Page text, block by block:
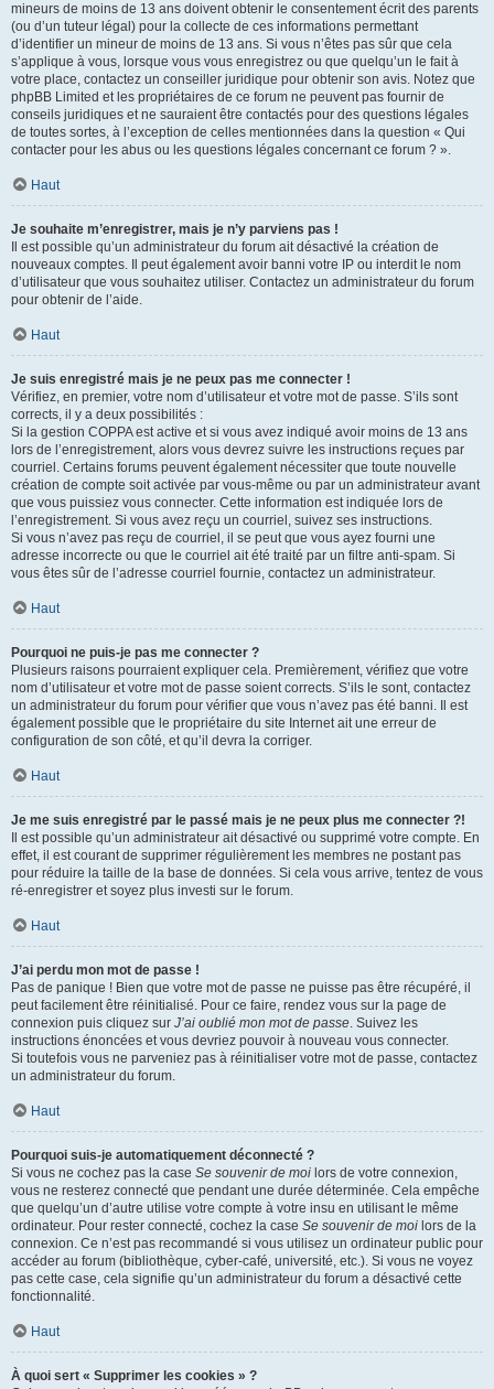
mineurs de moins de 13 ans doivent obtenir le consentement écrit des parents
(ou d’un tuteur légal) pour la collecte de ces informations permettant
d’identifier un mineur de moins de 13 ans. Si vous n’êtes pas sûr que cela
s’applique à vous, lorsque vous vous enregistrez ou que quelqu’un le fait à
votre place, contactez un conseiller juridique pour obtenir son avis. Notez que
phpBB Limited et les propriétaires de ce forum ne peuvent pas fournir de
conseils juridiques et ne sauraient être contactés pour des questions légales
de toutes sortes, à l’exception de celles mentionnées dans la question « Qui
contacter pour les abus ou les questions légales concernant ce forum ? ».
Haut
Je souhaite m’enregistrer, mais je n’y parviens pas !
Il est possible qu’un administrateur du forum ait désactivé la création de
nouveaux comptes. Il peut également avoir banni votre IP ou interdit le nom
d’utilisateur que vous souhaitez utiliser. Contactez un administrateur du forum
pour obtenir de l’aide.
Haut
Je suis enregistré mais je ne peux pas me connecter !
Vérifiez, en premier, votre nom d’utilisateur et votre mot de passe. S’ils sont
corrects, il y a deux possibilités :
Si la gestion COPPA est active et si vous avez indiqué avoir moins de 13 ans
lors de l’enregistrement, alors vous devrez suivre les instructions reçues par
courriel. Certains forums peuvent également nécessiter que toute nouvelle
création de compte soit activée par vous-même ou par un administrateur avant
que vous puissiez vous connecter. Cette information est indiquée lors de
l’enregistrement. Si vous avez reçu un courriel, suivez ses instructions.
Si vous n’avez pas reçu de courriel, il se peut que vous ayez fourni une
adresse incorrecte ou que le courriel ait été traité par un filtre anti-spam. Si
vous êtes sûr de l’adresse courriel fournie, contactez un administrateur.
Haut
Pourquoi ne puis-je pas me connecter ?
Plusieurs raisons pourraient expliquer cela. Premièrement, vérifiez que votre
nom d’utilisateur et votre mot de passe soient corrects. S’ils le sont, contactez
un administrateur du forum pour vérifier que vous n’avez pas été banni. Il est
également possible que le propriétaire du site Internet ait une erreur de
configuration de son côté, et qu’il devra la corriger.
Haut
Je me suis enregistré par le passé mais je ne peux plus me connecter ?!
Il est possible qu’un administrateur ait désactivé ou supprimé votre compte. En
effet, il est courant de supprimer régulièrement les membres ne postant pas
pour réduire la taille de la base de données. Si cela vous arrive, tentez de vous
ré-enregistrer et soyez plus investi sur le forum.
Haut
J’ai perdu mon mot de passe !
Pas de panique ! Bien que votre mot de passe ne puisse pas être récupéré, il
peut facilement être réinitialisé. Pour ce faire, rendez vous sur la page de
connexion puis cliquez sur J’ai oublié mon mot de passe. Suivez les
instructions énoncées et vous devriez pouvoir à nouveau vous connecter.
Si toutefois vous ne parveniez pas à réinitialiser votre mot de passe, contactez
un administrateur du forum.
Haut
Pourquoi suis-je automatiquement déconnecté ?
Si vous ne cochez pas la case Se souvenir de moi lors de votre connexion,
vous ne resterez connecté que pendant une durée déterminée. Cela empêche
que quelqu’un d’autre utilise votre compte à votre insu en utilisant le même
ordinateur. Pour rester connecté, cochez la case Se souvenir de moi lors de la
connexion. Ce n’est pas recommandé si vous utilisez un ordinateur public pour
accéder au forum (bibliothèque, cyber-café, université, etc.). Si vous ne voyez
pas cette case, cela signifie qu’un administrateur du forum a désactivé cette
fonctionnalité.
Haut
À quoi sert « Supprimer les cookies » ?